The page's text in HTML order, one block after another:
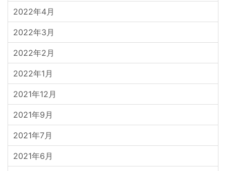
2022年4月
2022年3月
2022年2月
2022年1月
2021年12月
2021年9月
2021年7月
2021年6月